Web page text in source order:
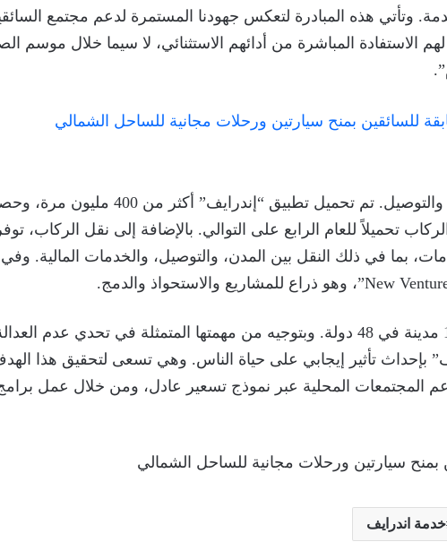
وتأتي هذه المبادرة لتعكس جهودنا المستمرة لدعم مجتمع
الاستفادة المباشرة من أدائهم الاستثنائي، لا سيما خلال موسم
“إندرايف” هي منصة عالمية للنقل والتوصيل. تم تحميل تطبيق “إندرايف” أكثر من 400
تحميلاً للعام الرابع على التوالي. بالإضافة إلى نقل الركاب، توفر
بما في ذلك النقل بين المدن، والتوصيل، والخدمات المالية.
تعمل “إندرايف” في أكثر من 1200 مدينة في 48 دولة. وبتوجيه من مهمتها المتمثلة في تحدي عدم
بإحداث تأثير إيجابي على حياة الناس. وهي تسعى لتحقيق هذا
المجتمعات المحلية عبر نموذج تسعير عادل، ومن خلال عمل
خدمة اندرايف